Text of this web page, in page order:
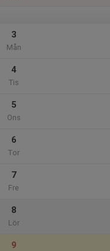
3
Mån
4
Tis
5
Ons
6
Tor
7
Fre
8
Lör
9